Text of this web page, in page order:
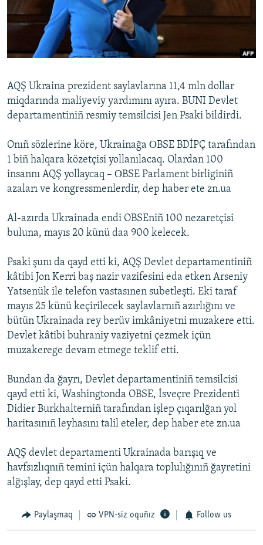
Русский
Українською
AQŞ Ukraina prezident saylavlarına 11,4 mln dollar
miqdarında maliyeviy yardımını ayıra. BUNI Devlet
departamentiniñ resmiy temsilcisi Jen Psaki bildirdi.
Onıñ sözlerine köre, Ukrainağa ОBSE BDİPÇ tarafından
1 biñ halqara közetçisi yollanılacaq. Olardan 100
insannı AQŞ yollaycaq – ОBSE Parlament birliginiñ
azaları ve kongressmenlerdir, dep haber ete zn.ua
Al-azırda Ukrainada endi OBSEniñ 100 nezaretçisi
buluna, mayıs 20 künü daa 900 kelecek.
Psaki şunı da qayd etti ki, AQŞ Devlet departamentiniñ
kâtibi Jon Kerri baş nazir vazifesini eda etken Arseniy
Yatsenük ile telefon vastasınen subetleşti. Eki taraf
mayıs 25 künü keçirilecek saylavlarnıñ azırlığını ve
bütün Ukrainada rey berüv imkâniyetni muzakere etti.
Devlet kâtibi buhraniy vaziyetni çezmek içün
muzakerege devam etmege teklif etti.
Bundan da ğayrı, Devlet departamentiniñ temsilcisi
qayd etti ki, Washingtonda OBSE, İsveçre Prezidenti
Didier Burkhalterniñ tarafından işlep çıqarılğan yol
haritasınıñ leyhasını talil eteler, dep haber ete zn.ua
AQŞ devlet departamenti Ukrainada barışıq ve
havfsızlıqnıñ temini içün halqara toplulığınıñ ğayretini
alğışlay, dep qayd etti Psaki.
Paylaşmaq VPN-siz oquñız Follow us